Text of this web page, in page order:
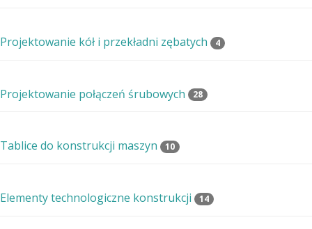
Projektowanie kół i przekładni zębatych 4
Projektowanie połączeń śrubowych 28
Tablice do konstrukcji maszyn 10
Elementy technologiczne konstrukcji 14